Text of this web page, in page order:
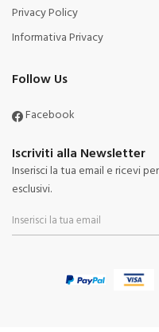
Privacy Policy
Informativa Privacy
Follow Us
Facebook
Iscriviti alla Newsletter
Inserisci la tua email e ricevi
esclusivi.